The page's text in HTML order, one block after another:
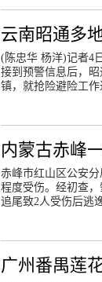
云南昭通多
(陈忠华 杨洋)记者4
接到预警信息后，
镇，就抢险避险工作
内蒙古赤峰
赤峰市红山区公安
程度受伤。经初查
追尾致2人受伤后逃
广州番禺莲